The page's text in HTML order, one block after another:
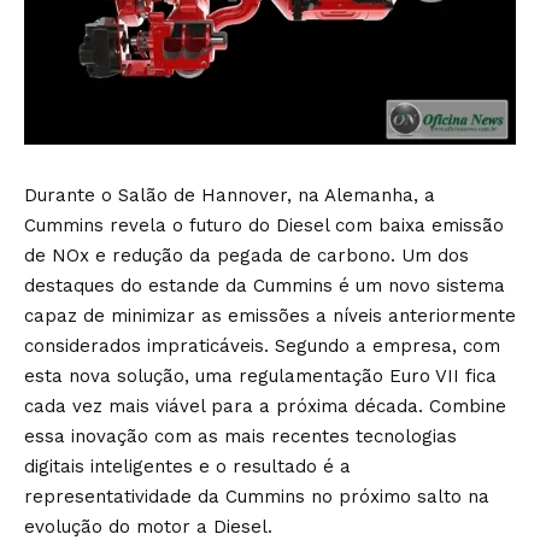
Durante o Salão de Hannover, na Alemanha, a
Cummins revela o futuro do Diesel com baixa emissão
de NOx e redução da pegada de carbono. Um dos
destaques do estande da Cummins é um novo sistema
capaz de minimizar as emissões a níveis anteriormente
considerados impraticáveis. Segundo a empresa, com
esta nova solução, uma regulamentação Euro VII fica
cada vez mais viável para a próxima década. Combine
essa inovação com as mais recentes tecnologias
digitais inteligentes e o resultado é a
representatividade da Cummins no próximo salto na
evolução do motor a Diesel.